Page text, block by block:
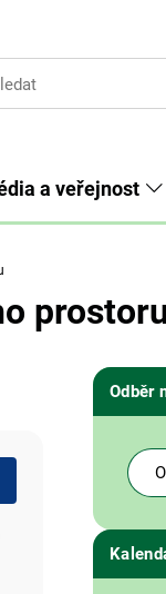
a veřejnost
Odběr